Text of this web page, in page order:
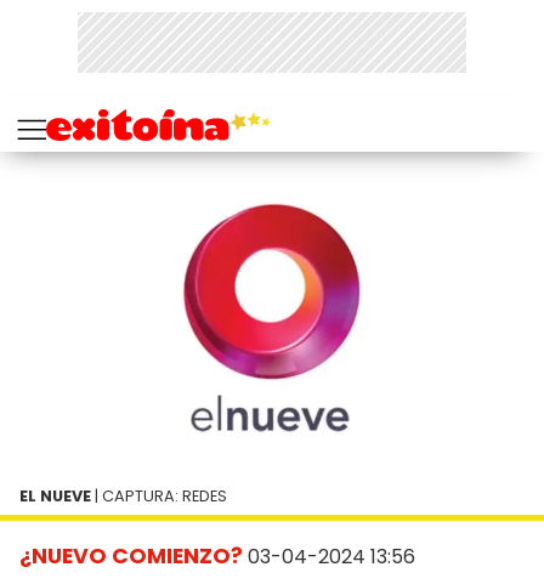
¿NUEVO COMIENZO? 03-04-2024 13:56
EL NUEVE | CAPTURA: REDES